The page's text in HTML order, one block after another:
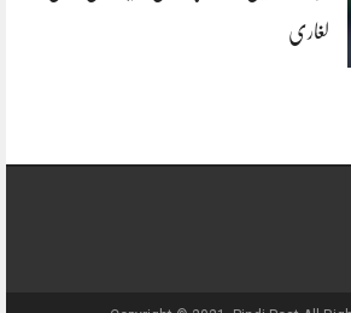
لغاری